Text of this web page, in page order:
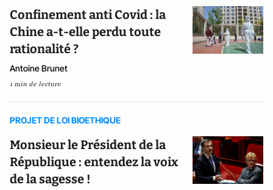
Confinement anti Covid : la
Chine a-t-elle perdu toute
rationalité ?
Antoine Brunet
1 min de lecture
PROJET DE LOI BIOETHIQUE
Monsieur le Président de la
République : entendez la voix
de la sagesse !